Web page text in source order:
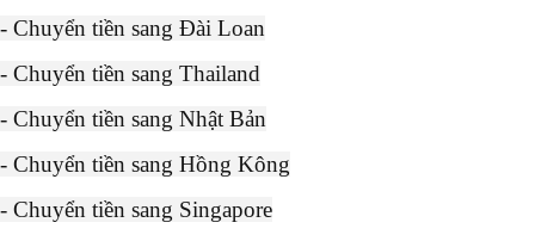
- Chuyển tiền sang Đài Loan
- Chuyển tiền sang Thailand
- Chuyển tiền sang Nhật Bản
- Chuyển tiền sang Hồng Kông
- Chuyển tiền sang Singapore